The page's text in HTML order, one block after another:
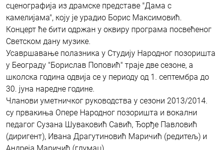
сценографија из драмске представе "Дама с
камелијама", коју је урадио Борис Максимовић.
Концерт ће бити одржан у оквиру програма посвећеног
Светском дану музике.
Усавршавање полазника у Студију Народног позоришта
у Београду "Борислав Поповић" траје две сезоне, а
школска година одвија се у периоду од 1. септембра до
30. јуна наредне године.
Чланови уметничког руководства у сезони 2013/2014.
су првакиња Опере Народног позоришта и вокални
педагог Сузана Шуваковић Савић, Ђорђе Павловић
(диригент), Ивана Драгутиновић Маричић (редитељ) и
Андреја Маричић (глумац).